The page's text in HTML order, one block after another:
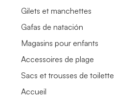
Gilets et manchettes
Gafas de natación
Magasins pour enfants
Accessoires de plage
Sacs et trousses de toilette
Accueil